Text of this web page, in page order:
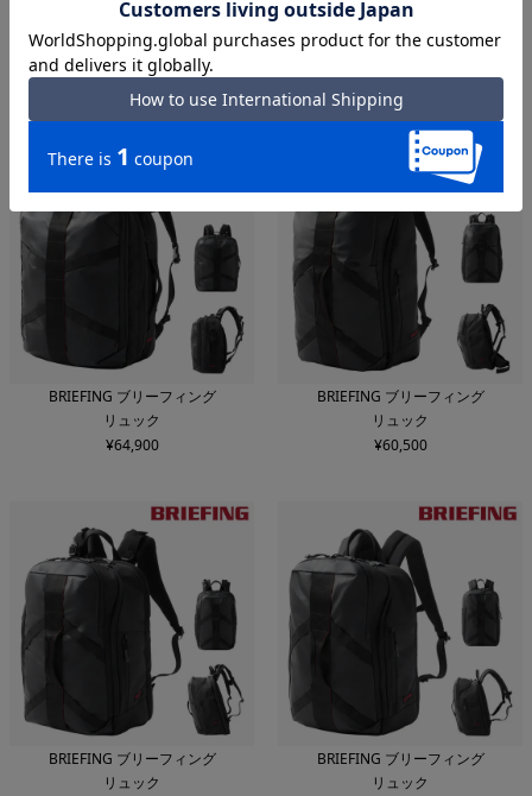
BRIEFING ブリーフィング
キャディバッグ
¥69,300
BRIEFING ブリーフィング
¥31,900
BRIEFING ブリーフィング
リュック
¥64,900
BRIEFING ブリーフィング
リュック
¥60,500
BRIEFING ブリーフィング
リュック
BRIEFING ブリーフィング
リュック